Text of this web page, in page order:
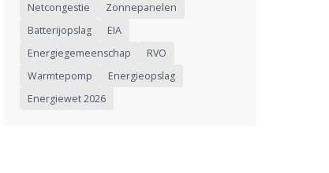
Netcongestie
Zonnepanelen
Batterijopslag
EIA
Energiegemeenschap
RVO
Warmtepomp
Energieopslag
Energiewet 2026